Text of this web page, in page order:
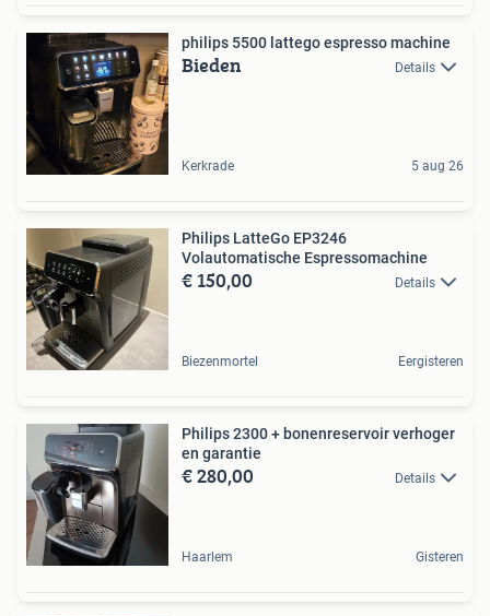
philips 5500 lattego espresso machine
Bieden Details
Kerkrade 5 aug 26
Philips LatteGo EP3246
Volautomatische Espressomachine
€ 150,00 Details
Biezenmortel Eergisteren
Philips 2300 + bonenreservoir verhoger
en garantie
€ 280,00 Details
Haarlem Gisteren